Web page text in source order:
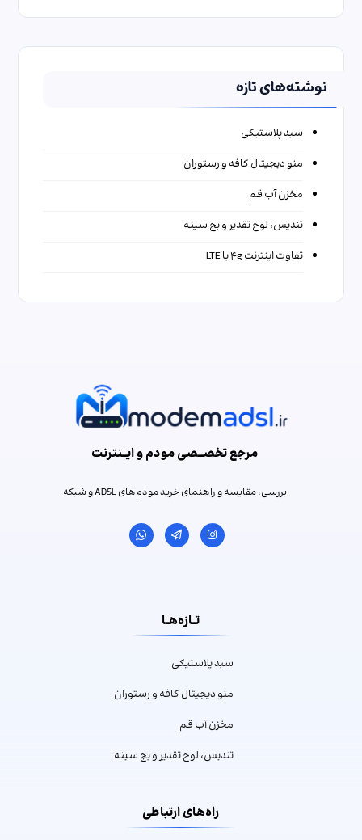
نوشته‌های تازه
سبد پلاستیکی
منو دیجیتال کافه و رستوران
مخزن آب قم
تندیس، لوح تقدیر و بج سینه
تفاوت اینترنت ۴g با LTE
مرجع تخصـــصی مودم و ایـــنترنت
بررسی، مقایسه و راهنمای خرید مودم‌های ADSL و شبکه
تــازه‌هــا
سبد پلاستیکی
منو دیجیتال کافه و رستوران
مخزن آب قم
تندیس، لوح تقدیر و بج سینه
راه‌های ارتباطی